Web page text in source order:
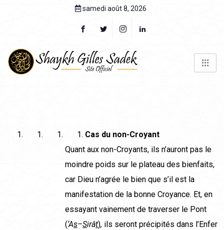
samedi août 8, 2026
Cas du non-Croyant
Quant aux non-Croyants, ils n’auront pas le
moindre poids sur le plateau des bienfaits,
car Dieu n’agrée le bien que s’il est la
manifestation de la bonne Croyance. Et, en
essayant vainement de traverser le Pont
(‘As–Sirât), ils seront précipités dans l’Enfer